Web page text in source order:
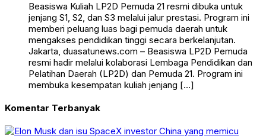
Beasiswa Kuliah LP2D Pemuda 21 resmi dibuka untuk
jenjang S1, S2, dan S3 melalui jalur prestasi. Program ini
memberi peluang luas bagi pemuda daerah untuk
mengakses pendidikan tinggi secara berkelanjutan.
Jakarta, duasatunews.com – Beasiswa LP2D Pemuda
resmi hadir melalui kolaborasi Lembaga Pendidikan dan
Pelatihan Daerah (LP2D) dan Pemuda 21. Program ini
membuka kesempatan kuliah jenjang […]
Komentar Terbanyak